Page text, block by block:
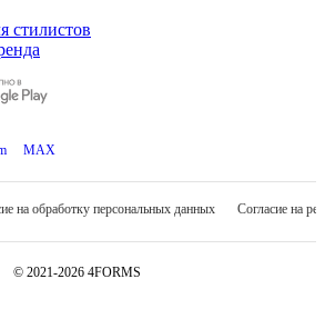
стилистов
MAX
на обработку персональных данных Согласие на
© 2021-2026 4FORMS